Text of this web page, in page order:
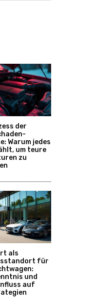
der
Warum jedes
um teure
zu
als
für
und
auf